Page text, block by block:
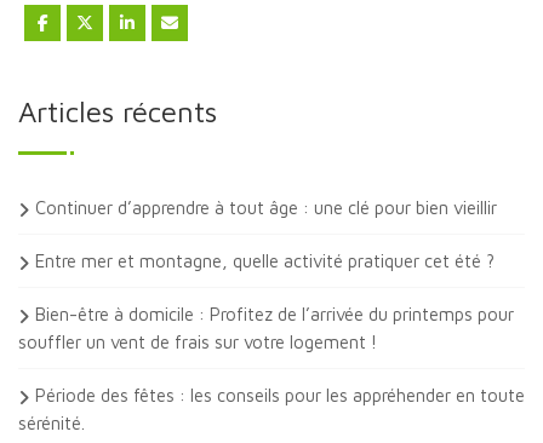
Articles récents
Continuer d’apprendre à tout âge : une clé pour bien vieillir
Entre mer et montagne, quelle activité pratiquer cet été ?
Bien-être à domicile : Profitez de l’arrivée du printemps pour
souffler un vent de frais sur votre logement !
Période des fêtes : les conseils pour les appréhender en toute
sérénité.